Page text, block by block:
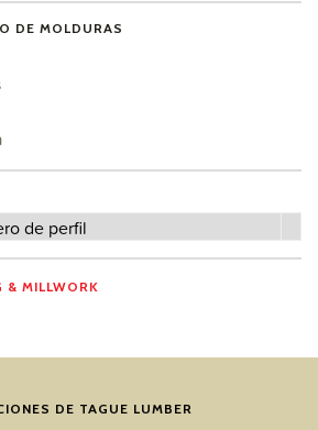
DE MOLDURAS
de perfil
& MILLWORK
DE TAGUE LUMBER